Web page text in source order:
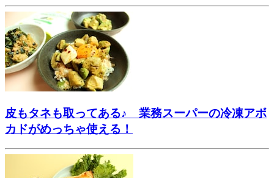
皮もタネも取ってある♪ 業務スーパーの冷凍アボ
カドがめっちゃ使える！